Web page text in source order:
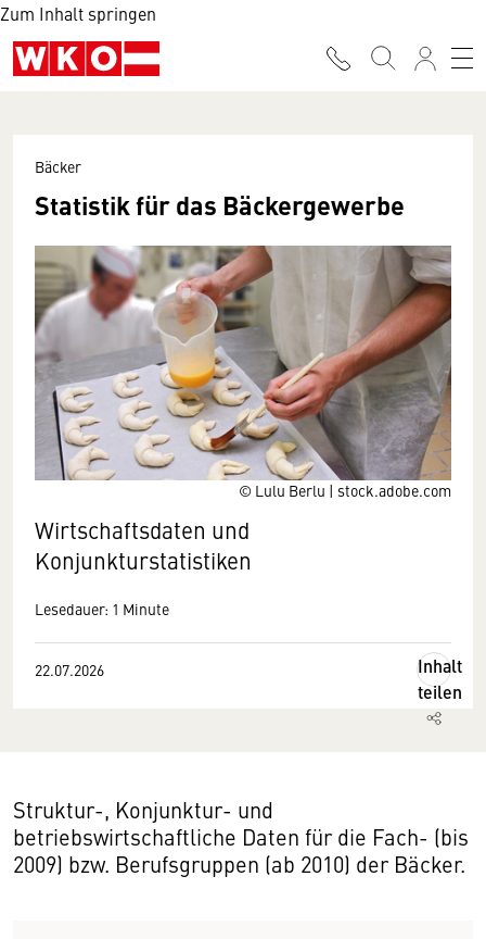
Zum Inhalt springen
© Lulu Berlu | stock.adobe.com
Bäcker
Statistik für das Bäckergewerbe
Wirtschaftsdaten und
Konjunkturstatistiken
Lesedauer: 1 Minute
22.07.2026
Inhalt
teilen
Struktur-, Konjunktur- und
betriebswirtschaftliche Daten für die Fach- (bis
2009) bzw. Berufsgruppen (ab 2010) der Bäcker.